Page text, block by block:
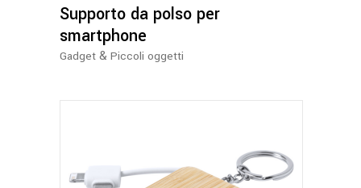
possono
essere
scelte
del
Supporto da polso per
smartphone
Gadget & Piccoli oggetti